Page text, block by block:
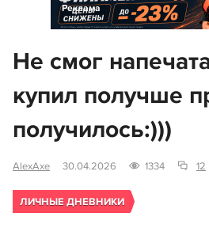
Реклама
Не смог
купил получше
получилось:)))
AlexAxe 30.04.2026 1334 12
ЛИЧНЫЕ ДНЕВНИКИ